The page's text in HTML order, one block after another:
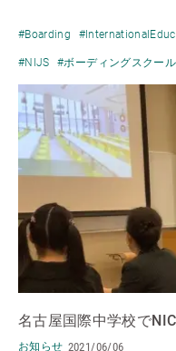
#Boarding
#NIJS #ボーディングスクール
名古屋国際中学校で
お知らせ 2021/06/06